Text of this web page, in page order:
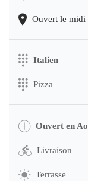
Ouvert le midi
Italien
Pizza
Ouvert en
Livraison
Terrasse